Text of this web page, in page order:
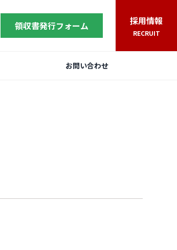
領収書発行フォーム 採用情報
RECRUIT
お問い合わせ